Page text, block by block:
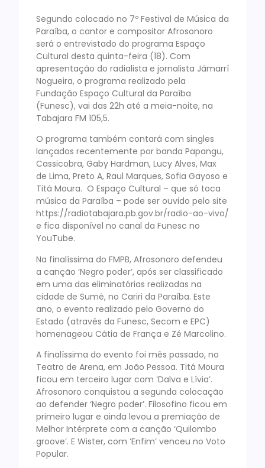
Segundo colocado no 7º Festival de Música da
Paraíba, o cantor e compositor Afrosonoro
será o entrevistado do programa Espaço
Cultural desta quinta-feira (18). Com
apresentação do radialista e jornalista Jãmarrí
Nogueira, o programa realizado pela
Fundação Espaço Cultural da Paraíba
(Funesc), vai das 22h até a meia-noite, na
Tabajara FM 105,5.
O programa também contará com singles
lançados recentemente por banda Papangu,
Cassicobra, Gaby Hardman, Lucy Alves, Max
de Lima, Preto A, Raul Marques, Sofia Gayoso e
Titá Moura. O Espaço Cultural – que só toca
música da Paraíba – pode ser ouvido pelo site
https://radiotabajara.pb.gov.br/radio-ao-vivo/
e fica disponível no canal da Funesc no
YouTube.
Na finalíssima do FMPB, Afrosonoro defendeu
a canção ‘Negro poder’, após ser classificado
em uma das eliminatórias realizadas na
cidade de Sumé, no Cariri da Paraíba. Este
ano, o evento realizado pelo Governo do
Estado (através da Funesc, Secom e EPC)
homenageou Cátia de França e Zé Marcolino.
A finalíssima do evento foi mês passado, no
Teatro de Arena, em João Pessoa. Titá Moura
ficou em terceiro lugar com ‘Dalva e Lívia’.
Afrosonoro conquistou a segunda colocação
ao defender ‘Negro poder’. Filosofino ficou em
primeiro lugar e ainda levou a premiação de
Melhor Intérprete com a canção ‘Quilombo
groove’. E Wister, com ‘Enfim’ venceu no Voto
Popular.